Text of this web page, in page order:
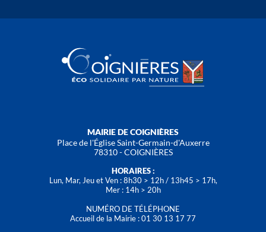
MAIRIE DE COIGNIÈRES
Place de l'Église Saint-Germain-d'Auxerre
78310 - COIGNIÈRES
HORAIRES :
Lun, Mar, Jeu et Ven : 8h30 > 12h / 13h45 > 17h,
Mer : 14h > 20h
NUMÉRO DE TÉLÉPHONE
Accueil de la Mairie : 01 30 13 17 77